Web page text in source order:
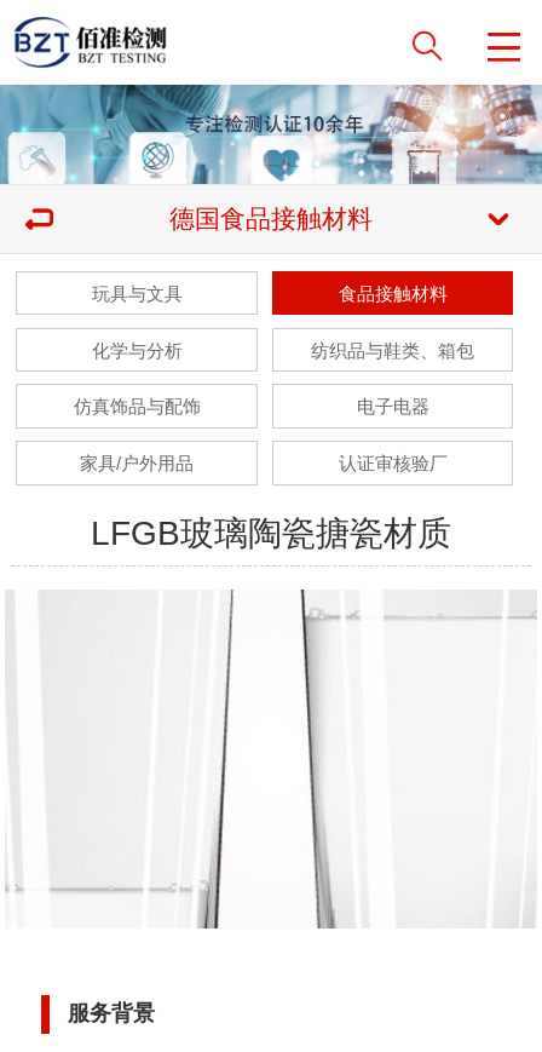
德国食品接触材料
玩具与文具 食品接触材料
化学与分析 纺织品与鞋类、箱包
仿真饰品与配饰 电子电器
家具/户外用品 认证审核验厂
LFGB玻璃陶瓷搪瓷材质
服务背景